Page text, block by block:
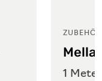
ZUBEHÖR
1 Meter